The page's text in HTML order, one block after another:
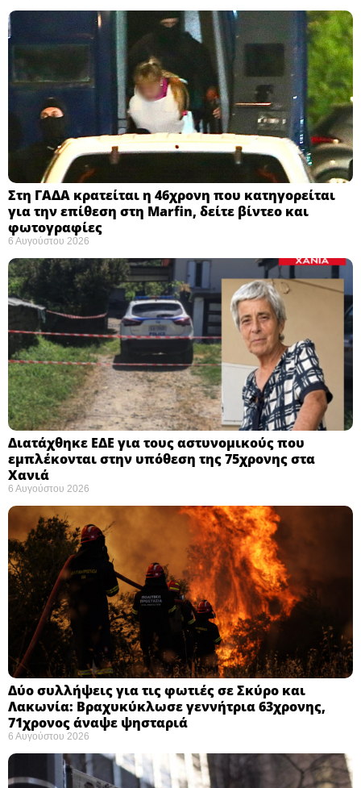
Στη ΓΑΔΑ κρατείται η 46χρονη που κατηγορείται
για την επίθεση στη Marfin, δείτε βίντεο και
φωτογραφίες
6 Αυγούστου 2026
Διατάχθηκε ΕΔΕ για τους αστυνομικούς που
εμπλέκονται στην υπόθεση της 75χρονης στα
Χανιά
6 Αυγούστου 2026
Δύο συλλήψεις για τις φωτιές σε Σκύρο και
Λακωνία: Βραχυκύκλωσε γεννήτρια 63χρονης,
71χρονος άναψε ψησταριά
6 Αυγούστου 2026